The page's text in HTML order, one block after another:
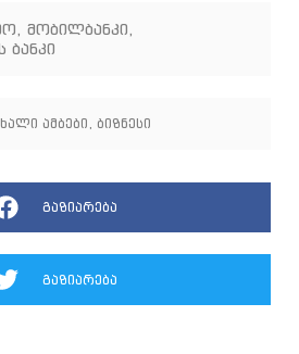
მობილბანკი
ამბები , ბიზნესი
გაზიარება
გაზიარება